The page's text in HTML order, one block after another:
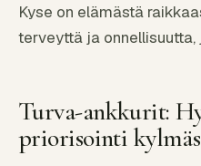
Kyse on elämästä
terveyttä ja
Turva-ankkurit:
priorisointi